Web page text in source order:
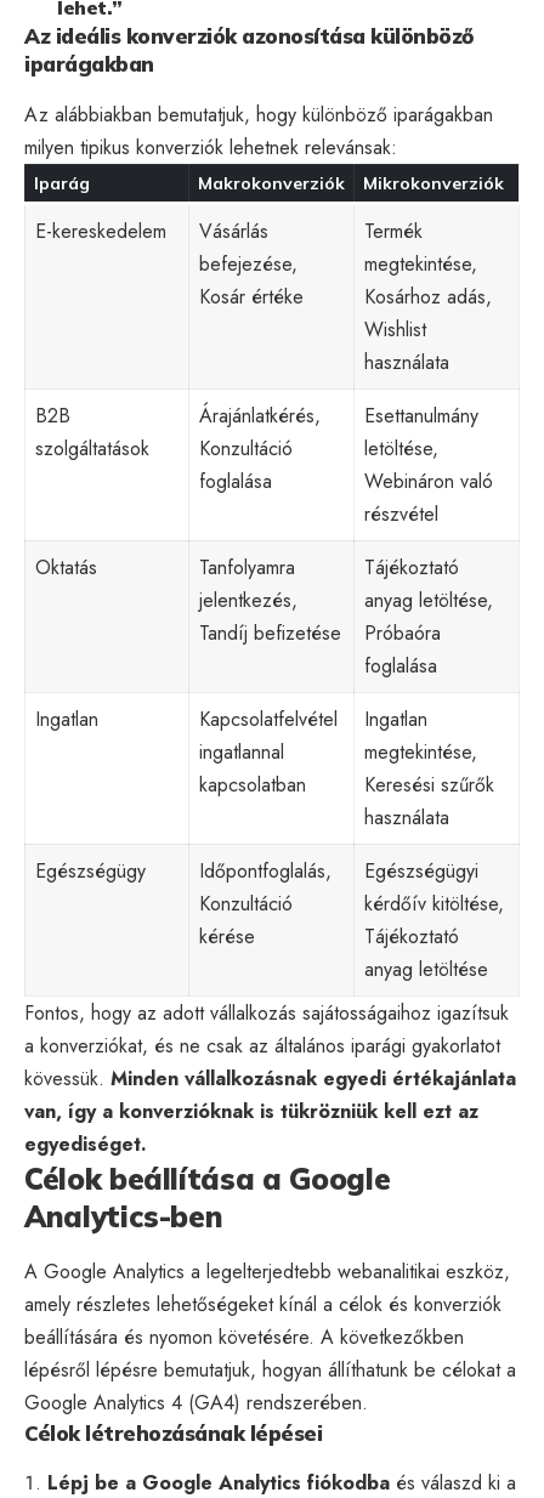
lehet.”
Az ideális konverziók azonosítása különböző
iparágakban
Az alábbiakban bemutatjuk, hogy különböző iparágakban
milyen tipikus konverziók lehetnek relevánsak:
Iparág Makrokonverziók Mikrokonverziók
E-kereskedelem
Vásárlás
befejezése,
Kosár értéke
Termék
megtekintése,
Kosárhoz adás,
Wishlist
használata
B2B
szolgáltatások
Árajánlatkérés,
Konzultáció
foglalása
Esettanulmány
letöltése,
Webináron való
részvétel
Oktatás
Tanfolyamra
jelentkezés,
Tandíj befizetése
Tájékoztató
anyag letöltése,
Próbaóra
foglalása
Ingatlan
Kapcsolatfelvétel
ingatlannal
kapcsolatban
Ingatlan
megtekintése,
Keresési szűrők
használata
Egészségügy
Időpontfoglalás,
Konzultáció
kérése
Egészségügyi
kérdőív kitöltése,
Tájékoztató
anyag letöltése
Fontos, hogy az adott vállalkozás sajátosságaihoz igazítsuk
a konverziókat, és ne csak az általános iparági gyakorlatot
kövessük. Minden vállalkozásnak egyedi értékajánlata
van, így a konverzióknak is tükrözniük kell ezt az
egyediséget.
Célok beállítása a Google
Analytics-ben
A Google Analytics a legelterjedtebb webanalitikai eszköz,
amely részletes lehetőségeket kínál a célok és konverziók
beállítására és nyomon követésére. A következőkben
lépésről lépésre bemutatjuk, hogyan állíthatunk be célokat a
Google Analytics 4 (GA4) rendszerében.
Célok létrehozásának lépései
Lépj be a Google Analytics fiókodba és válaszd ki a